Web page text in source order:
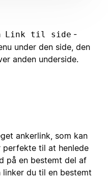
Link til side -
under den side, den
anden underside.
ankerlink, som kan
perfekte til at henlede
på en bestemt del af
linker du til en bestemt